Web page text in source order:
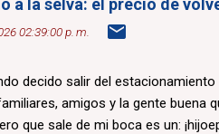
a la selva: el precio de
02:39:00 p. m.
decido salir del
amigos y la gente buena
que sale de mi boca es un: